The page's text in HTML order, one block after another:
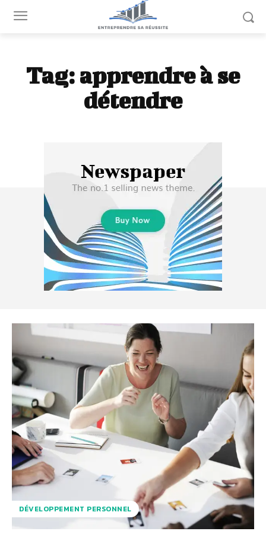
Tag: apprendre à se
détendre
DÉVELOPPEMENT PERSONNEL